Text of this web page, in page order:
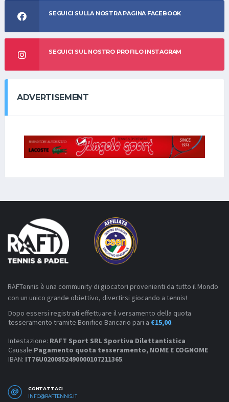
SEGUICI SULLA NOSTRA PAGINA FACEBOOK
SEGUICI SUL NOSTRO PROFILO INSTAGRAM
ADVERTISEMENT
RAFTennis è una community di giocatori provenienti da tutto il Mondo
con un unico grande obiettivo, divertirsi giocando a tennis!
Dopo essersi registrati effettuare il versamento della quota
tesseramento tramite Bonifico Bancario pari a €15,00.
Intestazione: RAFT Sport SRL Sportiva Dilettantistica
Causale Pagamento quota tesseramento, NOME E COGNOME
IBAN: IT76U0200852490000107211365.
CONTATTACI
INFO@RAFTENNIS.IT